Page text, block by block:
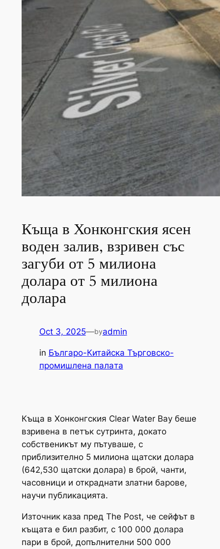
Къща в Хонконгския ясен
воден залив, взривен със
загуби от 5 милиона
долара от 5 милиона
долара
Oct 3, 2025—byadmin
in Българо-Китайска Търговско-
промишлена палaта
Къща в Хонконгския Clear Water Bay беше
взривена в петък сутринта, докато
собственикът му пътуваше, с
приблизително 5 милиона щатски долара
(642,530 щатски долара) в брой, чанти,
часовници и откраднати златни барове,
научи публикацията.
Източник каза пред The ​​Post, че сейфът в
къщата е бил разбит, с 100 000 долара
пари в брой, допълнителни 500 000